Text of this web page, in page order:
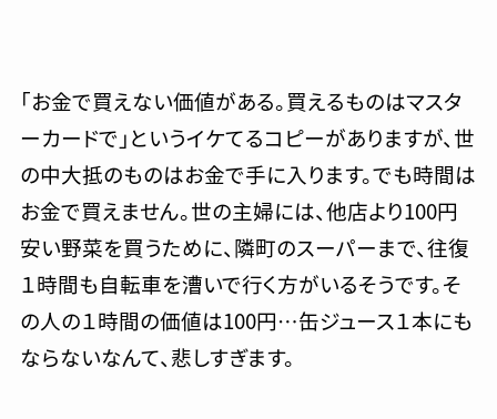
「お金で買えない価値がある。買えるものはマスタ
ーカードで」というイケてるコピーがありますが、世
の中大抵のものはお金で手に入ります。でも時間は
お金で買えません。世の主婦には、他店より100円
安い野菜を買うために、隣町のスーパーまで、往復
１時間も自転車を漕いで行く方がいるそうです。そ
の人の１時間の価値は100円…缶ジュース１本にも
ならないなんて、悲しすぎます。